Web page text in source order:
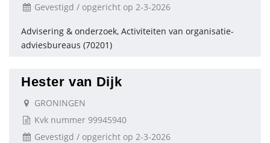
Gevestigd / opgericht op 2-3-2026
Advisering & onderzoek, Activiteiten van organisatie-
adviesbureaus (70201)
Hester van Dijk
GRONINGEN
Kvk nummer 99945940
Gevestigd / opgericht op 2-3-2026